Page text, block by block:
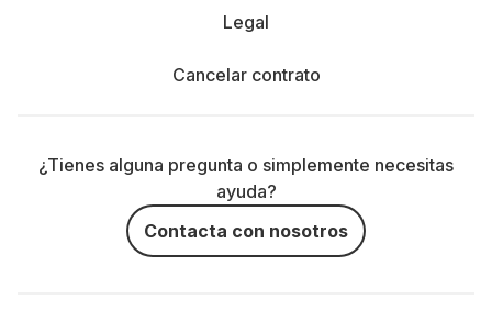
Legal
Cancelar contrato
¿Tienes alguna pregunta o simplemente necesitas
ayuda?
Contacta con nosotros